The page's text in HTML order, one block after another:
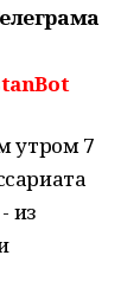
утром 7
из